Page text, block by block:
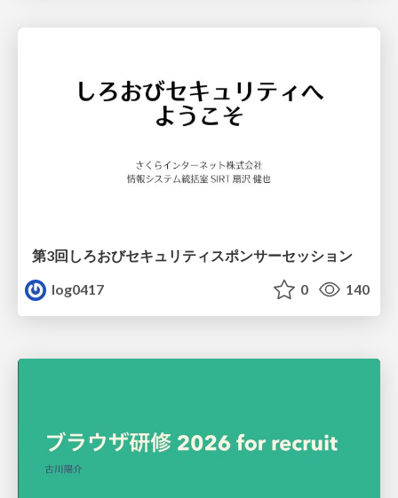
第3回しろおびセキュリティスポンサーセッション
log0417
0 140